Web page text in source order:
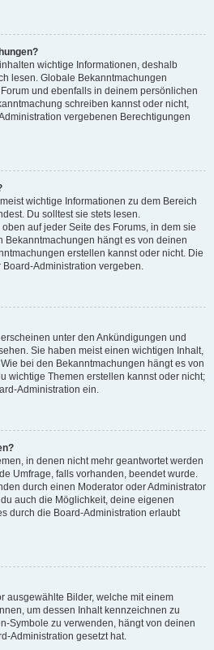
wichtige Informationen, deshalb
lesen. Globale Bekanntmachungen
und ebenfalls in deinem persönlichen
schreiben kannst oder nicht,
vergebenen Berechtigungen
wichtige Informationen zu dem Bereich
Du solltest sie stets lesen.
auf jeder Seite des Forums, in dem sie
Bekanntmachungen hängt es von deinen
erstellen kannst oder nicht. Die
Administration vergeben.
unter den Ankündigungen und
Sie haben meist einen wichtigen Inhalt,
bei den Bekanntmachungen hängt es von
wichtige Themen erstellen kannst oder nicht;
Administration ein.
in denen nicht mehr geantwortet werden
Umfrage, falls vorhanden, beendet wurde.
durch einen Moderator oder Administrator
auch die Möglichkeit, deine eigenen
durch die Board-Administration erlaubt
ausgewählte Bilder, welche mit einem
um dessen Inhalt kennzeichnen zu
Symbole zu verwenden, hängt von deinen
Administration gesetzt hat.